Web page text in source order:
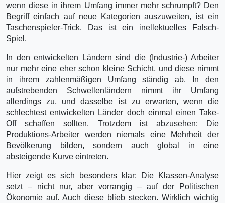
wenn diese in ihrem Umfang immer mehr schrumpft? Den
Begriff einfach auf neue Kategorien auszuweiten, ist ein
Taschenspieler-Trick. Das ist ein inellektuelles Falsch-
Spiel.
In den entwickelten Ländern sind die (Industrie-) Arbeiter
nur mehr eine eher schon kleine Schicht, und diese nimmt
in ihrem zahlenmäßigen Umfang ständig ab. In den
aufstrebenden Schwellenländern nimmt ihr Umfang
allerdings zu, und dasselbe ist zu erwarten, wenn die
schlechtest entwickelten Länder doch einmal einen Take-
Off schaffen sollten. Trotzdem ist abzusehen: Die
Produktions-Arbeiter werden niemals eine Mehrheit der
Bevölkerung bilden, sondern auch global in eine
absteigende Kurve eintreten.
Hier zeigt es sich besonders klar: Die Klassen-Analyse
setzt – nicht nur, aber vorrangig – auf der Politischen
Ökonomie auf. Auch diese blieb stecken. Wirklich wichtig